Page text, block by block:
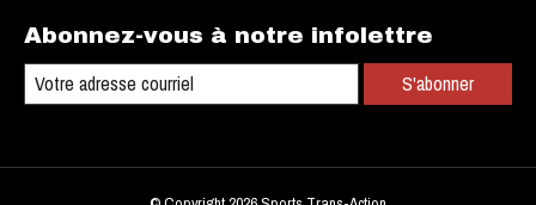
Abonnez-vous à notre infolettre
S'abonner